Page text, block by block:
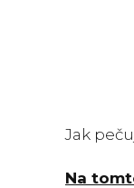
Jak
Na